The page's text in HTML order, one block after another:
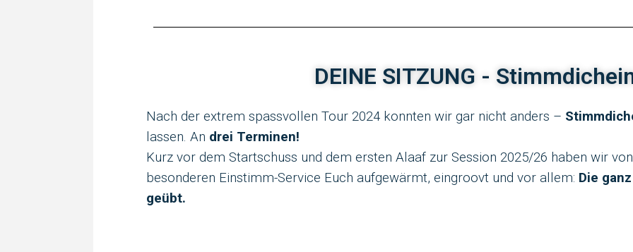
DEINE SITZUNG -
Nach der extrem spassvollen Tour 2024 konnten wir gar nicht anders –
lassen. An drei Terminen!
Kurz vor dem Startschuss und dem ersten Alaaf zur Session 2025/26 haben wir
besonderen Einstimm-Service Euch aufgewärmt, eingroovt und vor allem: Die
geübt.